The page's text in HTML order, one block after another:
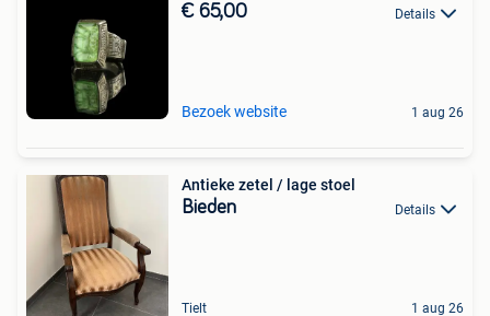
€ 65,00 Details
Bezoek website 1 aug 26
Antieke zetel / lage stoel
Bieden Details
Tielt 1 aug 26